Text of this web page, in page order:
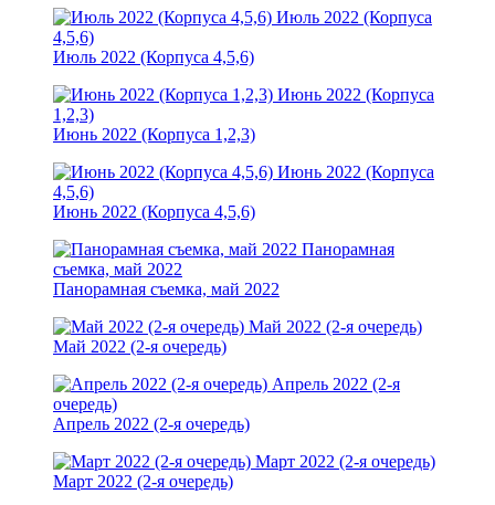
Июль 2022 (Корпуса
4,5,6)
Июль 2022 (Корпуса 4,5,6)
Июнь 2022 (Корпуса
1,2,3)
Июнь 2022 (Корпуса 1,2,3)
Июнь 2022 (Корпуса
4,5,6)
Июнь 2022 (Корпуса 4,5,6)
Панорамная
съемка, май 2022
Панорамная съемка, май 2022
Май 2022 (2-я очередь)
Май 2022 (2-я очередь)
Апрель 2022 (2-я
очередь)
Апрель 2022 (2-я очередь)
Март 2022 (2-я очередь)
Март 2022 (2-я очередь)